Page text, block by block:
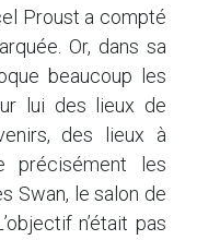
Proust a compté
Or, dans sa
beaucoup les
lui des lieux de
des lieux à
précisément les
Swan, le salon de
n’était pas